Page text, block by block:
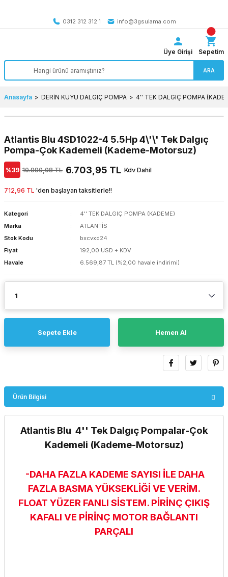
0312 312 312 1
info@3gsulama.com
ARA
Üye Girişi Sepetim
Anasayfa DERİN KUYU DALGIÇ POMPA 4'' TEK DALGIÇ POMPA
Atlantis Blu 4SD1022-4 5.5Hp 4\'\' Tek Dalgıç
Pompa-Çok Kademeli (Kademe-Motorsuz)
%39 10.990,08 TL 6.703,95 TL Kdv Dahil
712,96 TL 'den başlayan taksitlerle!!
Kategori
4'' TEK DALGIÇ POMPA (KADEME)
Marka
ATLANTİS
Stok Kodu
bxcvxd24
Fiyat
192,00 USD + KDV
Havale
6.569,87 TL (%2,00 havale indirimi)
Sepete Ekle Hemen Al
Ürün Bilgisi
Atlantis Blu 4'' Tek Dalgıç Pompalar-Çok
Kademeli (Kademe-Motorsuz)
-DAHA FAZLA KADEME SAYISI İLE DAHA
FAZLA BASMA YÜKSEKLİĞİ VE VERİM.
FLOAT YÜZER FANLI SİSTEM. PİRİNÇ ÇIKIŞ
KAFALI VE PİRİNÇ MOTOR BAĞLANTI
PARÇALI